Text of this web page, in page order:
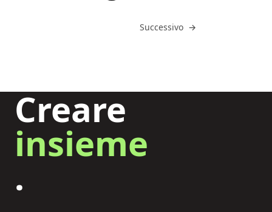
Vai a
Successivo →
Creare
insieme
.